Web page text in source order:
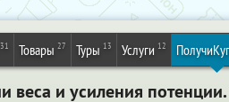
31 Товары 27 Туры 13 Услуги 12
и усиления